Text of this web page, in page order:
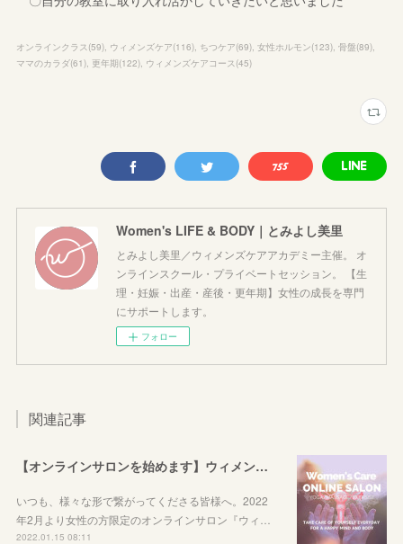
オンラインクラス(59) ウィメンズケア(116) ちつケア(69) 女性ホルモン(123) 骨盤(89)
ママのカラダ(61) 更年期(122) ウィメンズケアコース(45)
Women's LIFE & BODY｜とみよし美里
とみよし美里／ウィメンズケアアカデミー主催。 オ
ンラインスクール・プライベートセッション。 【生
理・妊娠・出産・産後・更年期】女性の成長を専門
にサポートします。
フォロー
関連記事
【オンラインサロンを始めます】ウィメンズケアを始めてみませんか？
いつも、様々な形で繋がってくださる皆様へ。2022
年2月より女性の方限定のオンラインサロン『ウィ…
2022.01.15 08:11